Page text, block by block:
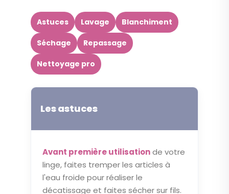
Astuces Lavage Blanchiment
Séchage Repassage
Nettoyage pro
Les astuces
Avant première utilisationde votre
linge, faites tremper les articles à
l'eau froide pour réaliser le
décatissage et faites sécher sur fils.